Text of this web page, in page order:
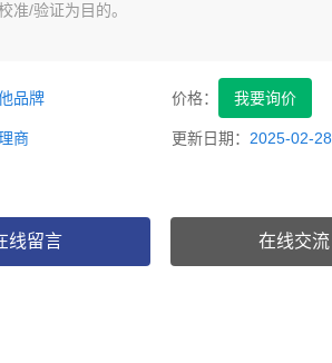
准/验证为目的。
品牌 价格： 我要询价
商 更新日期： 2025-02-28
线留言 在线交流